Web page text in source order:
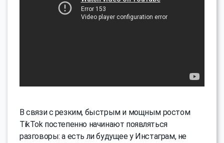
В связи с резким, быстрым и мощным ростом
TikTok постепенно начинают появляться
разговоры: а есть ли будущее у Инстаграм, не